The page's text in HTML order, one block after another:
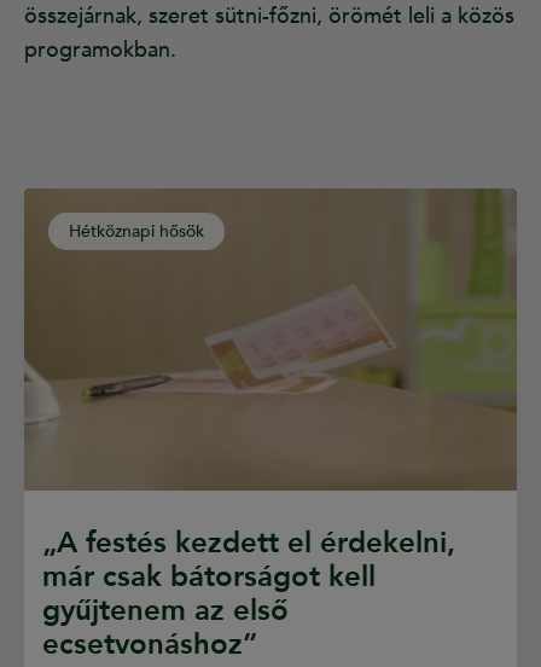
összejárnak, szeret sütni-főzni, örömét leli a közös
programokban.
Hétköznapi hősök
„A festés kezdett el érdekelni,
már csak bátorságot kell
gyűjtenem az első
ecsetvonáshoz”